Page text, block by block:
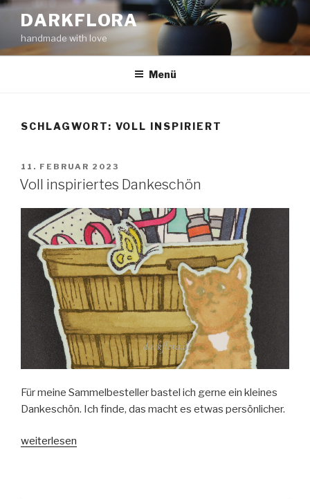
Zum
Inhalt
springen
DARKFLORA
handmade with love
Menü
SCHLAGWORT: VOLL INSPIRIERT
VERÖFFENTLICHT
AM
11. FEBRUAR 2023
Voll inspiriertes Dankeschön
Für meine Sammelbesteller bastel ich gerne ein kleines
Dankeschön. Ich finde, das macht es etwas persönlicher.
„Voll
weiterlesen